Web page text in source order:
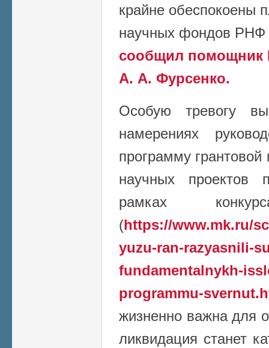
крайне обеспокоены
научных фондов
сообщил помощник
А. А. Фурсенко.
Особую тревогу
намерениях
программу
научных проектов
рамках
(https://www.mk.ru/
yuzu-ran-razyasnili-
fundamentalnykh-
programmu-
жизненно важна для
ликвидация станет